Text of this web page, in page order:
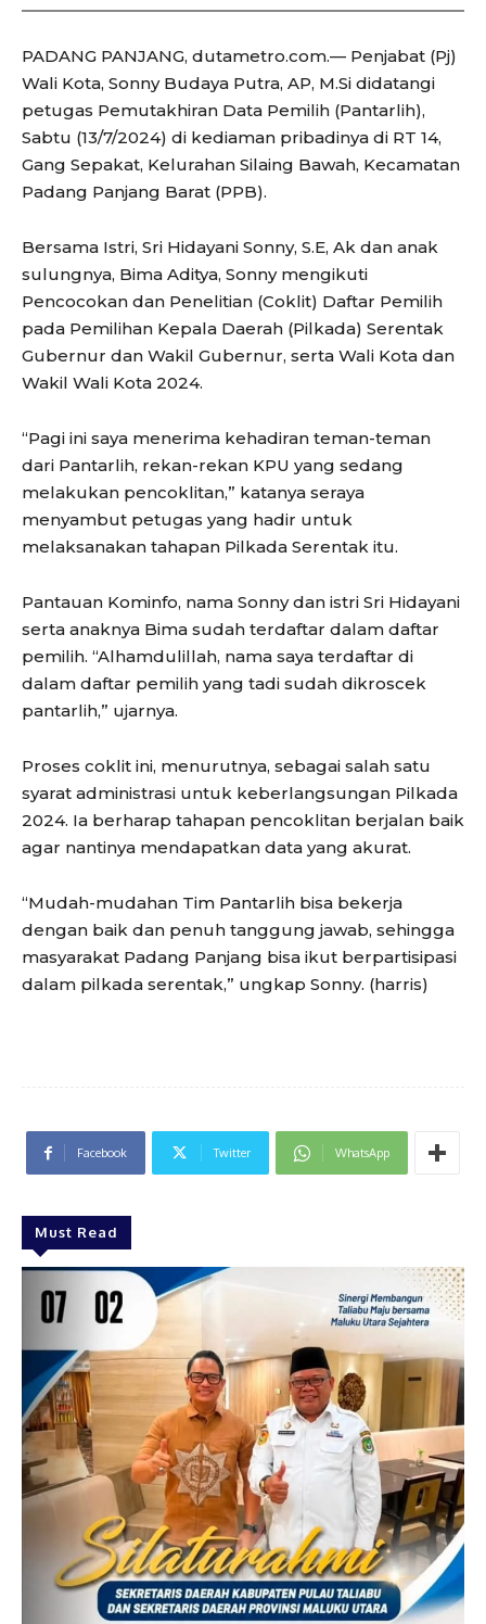
PADANG PANJANG, dutametro.com.— Penjabat (Pj)
Wali Kota, Sonny Budaya Putra, AP, M.Si didatangi
petugas Pemutakhiran Data Pemilih (Pantarlih),
Sabtu (13/7/2024) di kediaman pribadinya di RT 14,
Gang Sepakat, Kelurahan Silaing Bawah, Kecamatan
Padang Panjang Barat (PPB).
Bersama Istri, Sri Hidayani Sonny, S.E, Ak dan anak
sulungnya, Bima Aditya, Sonny mengikuti
Pencocokan dan Penelitian (Coklit) Daftar Pemilih
pada Pemilihan Kepala Daerah (Pilkada) Serentak
Gubernur dan Wakil Gubernur, serta Wali Kota dan
Wakil Wali Kota 2024.
“Pagi ini saya menerima kehadiran teman-teman
dari Pantarlih, rekan-rekan KPU yang sedang
melakukan pencoklitan,” katanya seraya
menyambut petugas yang hadir untuk
melaksanakan tahapan Pilkada Serentak itu.
Pantauan Kominfo, nama Sonny dan istri Sri Hidayani
serta anaknya Bima sudah terdaftar dalam daftar
pemilih. “Alhamdulillah, nama saya terdaftar di
dalam daftar pemilih yang tadi sudah dikroscek
pantarlih,” ujarnya.
Proses coklit ini, menurutnya, sebagai salah satu
syarat administrasi untuk keberlangsungan Pilkada
2024. Ia berharap tahapan pencoklitan berjalan baik
agar nantinya mendapatkan data yang akurat.
“Mudah-mudahan Tim Pantarlih bisa bekerja
dengan baik dan penuh tanggung jawab, sehingga
masyarakat Padang Panjang bisa ikut berpartisipasi
dalam pilkada serentak,” ungkap Sonny. (harris)
Facebook Twitter WhatsApp
Must Read